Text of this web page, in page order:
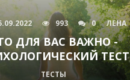
993 0 ЛЕНА
ДЛЯ ВАС ВАЖНО -
ТЕСТ
ТЕСТЫ